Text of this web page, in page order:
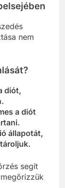
nem
diót,
a diót
állapotát,
segít